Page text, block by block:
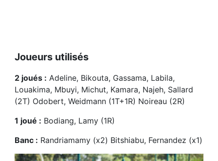
Joueurs utilisés
2 joués : Adeline, Bikouta, Gassama, Labila,
Louakima, Mbuyi, Michut, Kamara, Najeh, Sallard
(2T) Odobert, Weidmann (1T+1R) Noireau (2R)
1 joué : Bodiang, Lamy (1R)
Banc : Randriamamy (x2) Bitshiabu, Fernandez (x1)